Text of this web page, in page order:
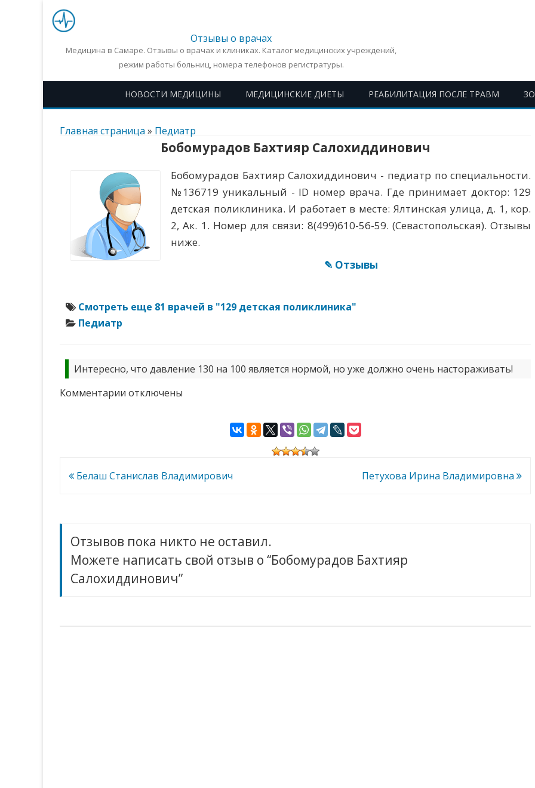
Отзывы о врачах
Медицина в Самаре. Отзывы о врачах и клиниках. Каталог медицинских учреждений,
режим работы больниц, номера телефонов регистратуры.
НОВОСТИ МЕДИЦИНЫ МЕДИЦИНСКИЕ ДИЕТЫ РЕАБИЛИТАЦИЯ ПОСЛЕ ТРАВМ
Перейти
Главная страница » Педиатр
Бобомурадов Бахтияр Салохиддинович
Бобомурадов Бахтияр Салохиддинович - педиатр по специальности.
№136719 уникальный - ID номер врача. Где принимает доктор: 129
детская поликлиника. И работает в месте: Ялтинская улица, д. 1, кор.
2, Ак. 1. Номер для связи: 8(499)610-56-59. (Севастопольская). Отзывы
ниже.
✎ Отзывы
Смотреть еще 81 врачей в "129 детская поликлиника"
Педиатр
Интересно, что давление 130 на 100 является нормой, но уже должно очень настораживать!
Комментарии котключены
Навигация
Белаш Станислав Владимирович Петухова Ирина Владимировна
Отзывов пока никто не оставил.
Можете написать свой отзыв о “Бобомурадов Бахтияр
Салохиддинович”